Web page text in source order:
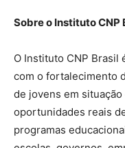
Sobre o Instituto CNP
O Instituto CNP Brasil
com o fortalecimento
de jovens em
oportunidades reais
programas